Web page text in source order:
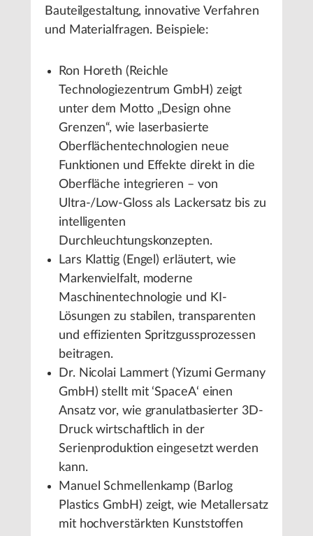
Bauteilgestaltung, innovative Verfahren
und Materialfragen. Beispiele:
Ron Horeth (Reichle
Technologiezentrum GmbH) zeigt
unter dem Motto „Design ohne
Grenzen“, wie laserbasierte
Oberflächentechnologien neue
Funktionen und Effekte direkt in die
Oberfläche integrieren – von
Ultra-/Low-Gloss als Lackersatz bis zu
intelligenten
Durchleuchtungskonzepten.
Lars Klattig (Engel) erläutert, wie
Markenvielfalt, moderne
Maschinentechnologie und KI-
Lösungen zu stabilen, transparenten
und effizienten Spritzgussprozessen
beitragen.
Dr. Nicolai Lammert (Yizumi Germany
GmbH) stellt mit ‘SpaceA‘ einen
Ansatz vor, wie granulatbasierter 3D-
Druck wirtschaftlich in der
Serienproduktion eingesetzt werden
kann.
Manuel Schmellenkamp (Barlog
Plastics GmbH) zeigt, wie Metallersatz
mit hochverstärkten Kunststoffen